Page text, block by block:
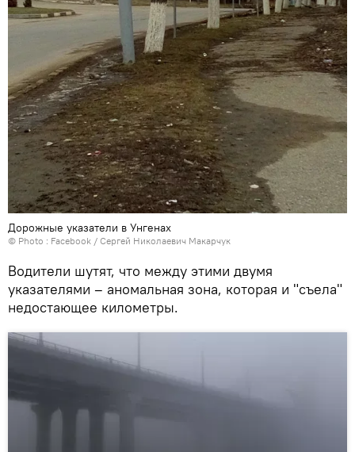
Дорожные указатели в Унгенах
© Photo : Facebook / Сергей Николаевич Макарчук
Водители шутят, что между этими двумя
указателями – аномальная зона, которая и "съела"
недостающее километры.